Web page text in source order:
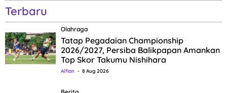
Terbaru
Olahraga
Tatap Pegadaian Championship
2026/2027, Persiba Balikpapan Amankan
Top Skor Takumu Nishihara
Alfian 8 Aug 2026